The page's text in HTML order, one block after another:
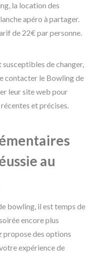
la location des
apéro à partager.
de 22€ par personne.
de changer,
contacter le Bowling de
leur site web pour
et précises.
au
bowling, il est temps de
encore plus
propose des options
expérience de